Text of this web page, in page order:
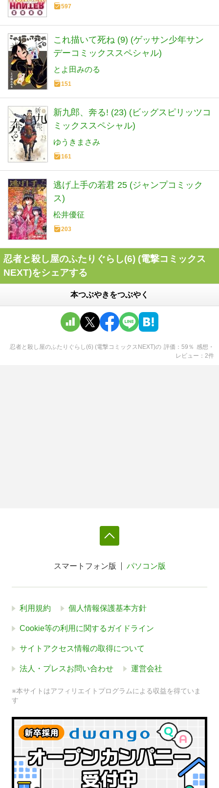
597
これ描いて死ね (9) (ゲッサン少年サン
デーコミックススペシャル)
とよ田みのる
151
新九郎、奔る! (23) (ビッグスピリッツコ
ミックススペシャル)
ゆうきまさみ
161
逃げ上手の若君 25 (ジャンプコミック
ス)
松井優征
203
忍者と殺し屋のふたりぐらし(6) (電撃コミックス
NEXT)をシェアする
本つぶやきをつぶやく
忍者と殺し屋のふたりぐらし(6) (電撃コミックスNEXT)の 評価 59 ％ 感想・
レビュー
2件
スマートフォン版 パソコン版
利用規約 個人情報保護基本方針
Cookie等の利用に関するガイドライン
サイトアクセス情報の取得について
法人・プレスお問い合わせ 運営会社
※本サイトはアフィリエイトプログラムによる収益を得ていま
す